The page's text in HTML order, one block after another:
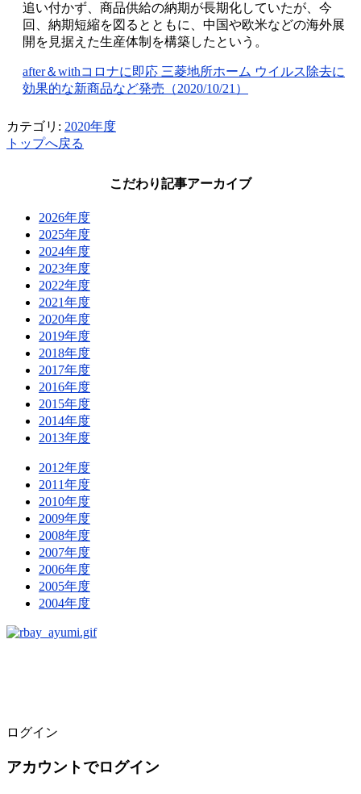
追い付かず、商品供給の納期が長期化していたが、今
回、納期短縮を図るとともに、中国や欧米などの海外展
開を見据えた生産体制を構築したという。
after＆withコロナに即応 三菱地所ホーム ウイルス除去に
効果的な新商品など発売（2020/10/21）
カテゴリ: 2020年度
トップへ戻る
こだわり記事アーカイブ
2026年度
2025年度
2024年度
2023年度
2022年度
2021年度
2020年度
2019年度
2018年度
2017年度
2016年度
2015年度
2014年度
2013年度
2012年度
2011年度
2010年度
2009年度
2008年度
2007年度
2006年度
2005年度
2004年度
ログイン
アカウントでログイン